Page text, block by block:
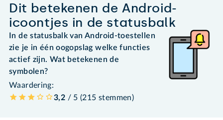
Dit betekenen de Android-
icoontjes in de statusbalk
In de statusbalk van Android-toestellen
zie je in één oogopslag welke functies
actief zijn. Wat betekenen de
symbolen?
Waardering:
3,2 / 5 (215 stemmen)